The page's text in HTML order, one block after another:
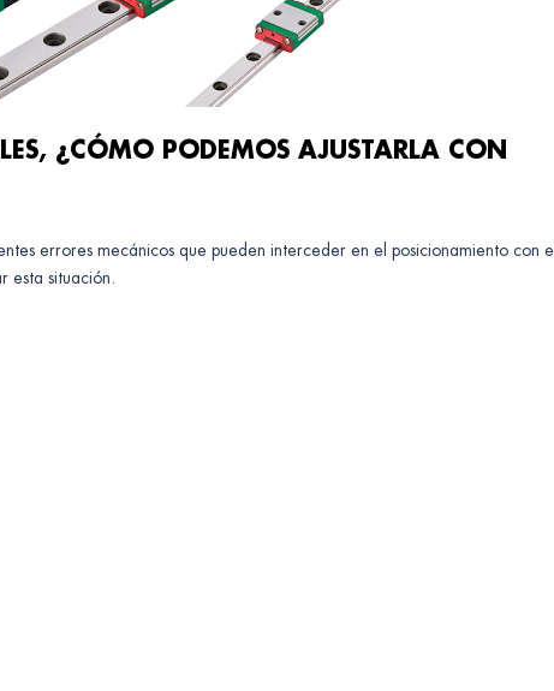
¿CÓMO PODEMOS AJUSTARLA CON
errores mecánicos que pueden interceder en el posicionamiento con el
esta situación.